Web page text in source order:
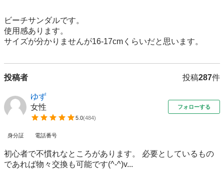
ビーチサンダルです。
使用感あります。
サイズが分かりませんが16-17cmくらいだと思います。
投稿者 投稿287件
ゆず
女性
5.0(484)
フォローする
身分証 電話番号
初心者で不慣れなところがあります。 必要としているもの
であれば物々交換も可能です(^-^)v...